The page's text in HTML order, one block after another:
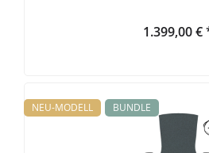
1.399,00 €
NEU-MODELL BUNDLE